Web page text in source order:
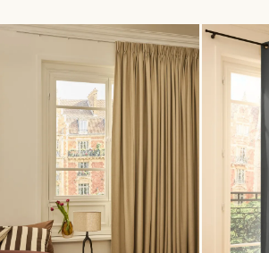
et bloquent la fraîcheur en été, allégeant par
votre facture d'énergie. Chez Heytens, nos
accompagnent de A à Z dans votre projet :
personnalisé à domicile pour choisir le
idéale (lin, velours ou tissu technique),
et à la pose parfaite par notre service